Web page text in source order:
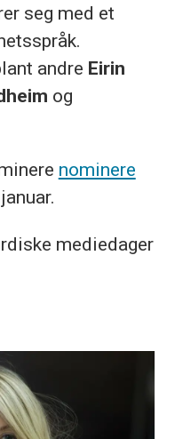
seg med et
andre Eirin
og
nominere
mediedager